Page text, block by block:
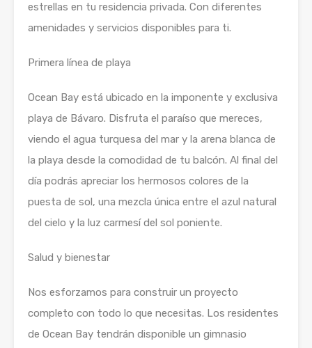
estrellas en tu residencia privada. Con diferentes
amenidades y servicios disponibles para ti.
Primera línea de playa
Ocean Bay está ubicado en la imponente y exclusiva
playa de Bávaro. Disfruta el paraíso que mereces,
viendo el agua turquesa del mar y la arena blanca de
la playa desde la comodidad de tu balcón. Al final del
día podrás apreciar los hermosos colores de la
puesta de sol, una mezcla única entre el azul natural
del cielo y la luz carmesí del sol poniente.
Salud y bienestar
Nos esforzamos para construir un proyecto
completo con todo lo que necesitas. Los residentes
de Ocean Bay tendrán disponible un gimnasio